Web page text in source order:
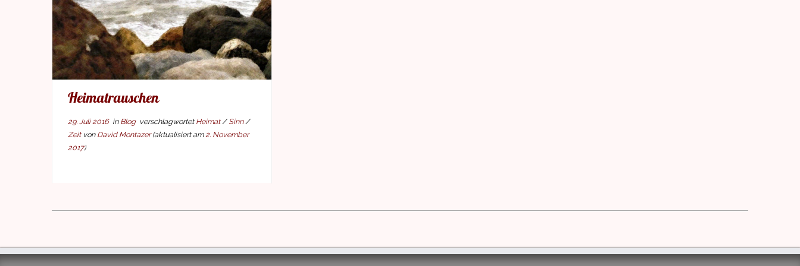
Heimat­rausch­en
29. Juli 2016in Blog verschlagwortet Heimat/Sinn/
Zeit von David Montazer(aktualisiert am2. November
2017)